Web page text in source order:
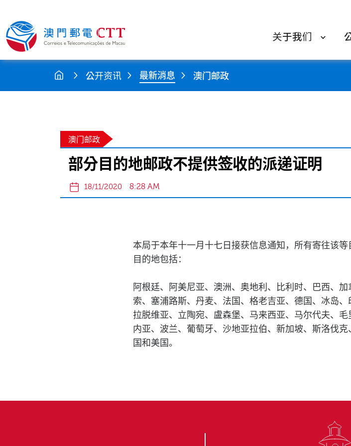
关于我们
公开资讯 最新消息 澳门邮政
澳门邮政
部分目的地邮政不提供签收的派递证明
18/11/2020 8:28 AM
本局于本年十一月十七日接获信息通知，所有寄往该
目的地包括：
阿根廷、阿美尼亚、澳洲、奥地利、比利时、巴西、
索、塞浦路斯、丹麦、法国、格老吉亚、德国、冰岛
拉脱维亚、立陶宛、盧森堡、马来西亚、马尔代夫、
内亚、波兰、葡萄牙、沙地亚拉伯、新加坡、斯洛伐
国和美国。